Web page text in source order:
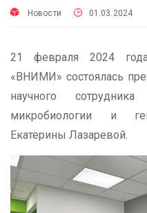
Новости 01.03.2024
21 февраля 2024
«ВНИМИ» состоялась
научного
микробиологии и
Екатерины Лазаревой.